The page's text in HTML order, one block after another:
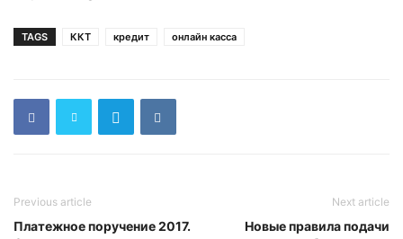
TAGS ККТ кредит онлайн касса
Previous article
Платежное поручение 2017.
Next article
Новые правила подачи